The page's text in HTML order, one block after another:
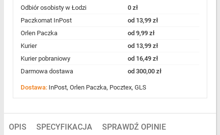
Odbiór osobisty w Łodzi
0 zł
Paczkomat InPost
od 13,99 zł
Orlen Paczka
od 9,99 zł
Kurier
od 13,99 zł
Kurier pobraniowy
od 16,49 zł
Darmowa dostawa
od 300,00 zł
Dostawa: InPost, Orlen Paczka, Pocztex, GLS
OPIS SPECYFIKACJA SPRAWDŹ OPINIE